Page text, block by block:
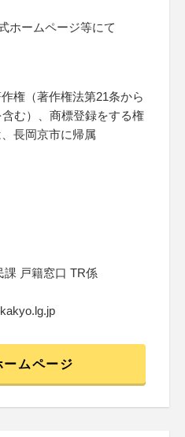
ホームページ等にて
権（著作権法第21条から
む）、商標登録をする権
長岡京市に帰属
課 戸籍窓口 TR係
ームページ